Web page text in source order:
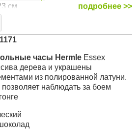
см
подробнее >>
часы Hermle Essex
дерева и украшены
из полированной латуни.
наблюдать за боем